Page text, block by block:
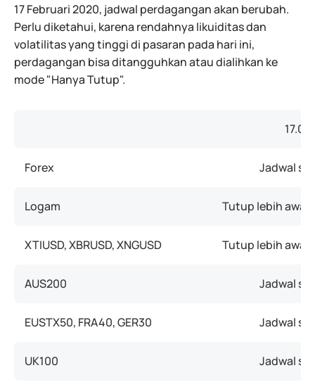
17 Februari 2020, jadwal perdagangan akan berubah.
Perlu diketahui, karena rendahnya likuiditas dan
volatilitas yang tinggi di pasaran pada hari ini,
perdagangan bisa ditangguhkan atau dialihkan ke
mode "Hanya Tutup".
Forex Jadwal
Logam Tutup lebih awal
XTIUSD, XBRUSD, XNGUSD Tutup lebih awal
AUS200 Jadwal
EUSTX50, FRA40, GER30 Jadwal
UK100 Jadwal